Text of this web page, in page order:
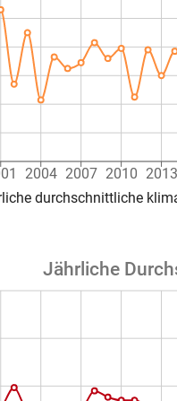
2004 2007 2010 2013
durchschnittliche
Jährliche